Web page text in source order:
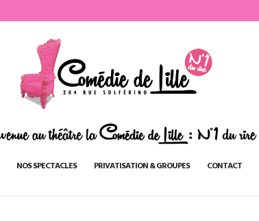
NOS SPECTACLES PRIVATISATION & GROUPES CONTACT